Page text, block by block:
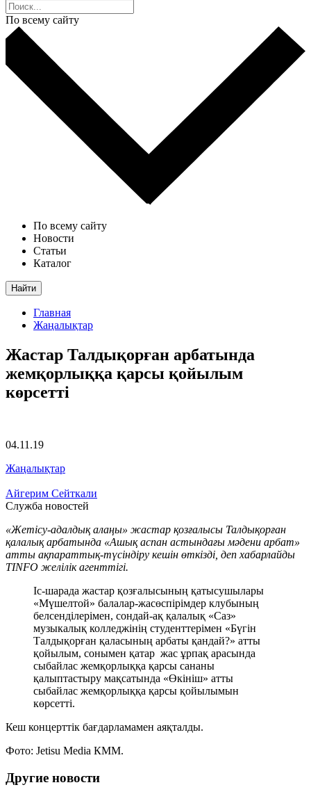
По всему сайту
По всему сайту
Новости
Статьи
Каталог
Найти
Главная
Жаңалықтар
Жастар Талдықорған арбатында
жемқорлыққа қарсы қойылым
көрсетті
04.11.19
Жаңалықтар
Айгерим Сейткали
Служба новостей
«Жетісу-адалдық алаңы» жастар қозғалысы Талдықорған
қалалық арбатында «Ашық аспан астындағы мәдени арбат»
атты ақпараттық-түсіндіру кешін өткізді, деп хабарлайды
TINFO желілік агенттігі.
Іс-шарада жастар қозғалысының қатысушылары
«Мүшелтой» балалар-жасөспірімдер клубының
белсенділерімен, сондай-ақ қалалық «Саз»
музыкалық колледжінің студенттерімен «Бүгін
Талдықорған қаласының арбаты қандай?» атты
қойылым, сонымен қатар жас ұрпақ арасында
сыбайлас жемқорлыққа қарсы сананы
қалыптастыру мақсатында «Өкініш» атты
сыбайлас жемқорлыққа қарсы қойылымын
көрсетті.
Кеш концерттік бағдарламамен аяқталды.
Фото: Jetisu Media КММ.
Другие новости